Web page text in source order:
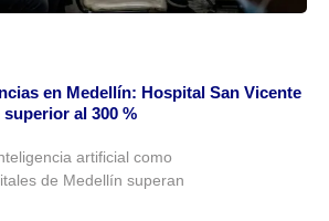
en Medellín: Hospital San Vicente
al 300 %
artificial como
de Medellín superan